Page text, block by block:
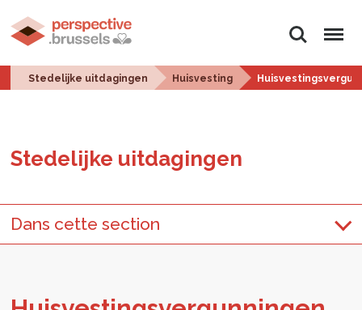
Zoeken Menu
Stedelijke uitdagingen Huisvesting
Ste­de­lij­ke uit­da­gin­gen
Dans cette section